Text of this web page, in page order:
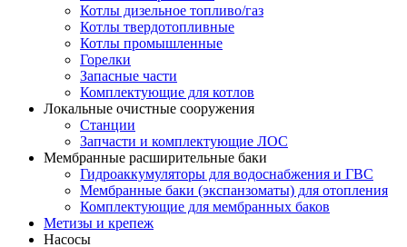
Котлы дизельное топливо/газ
Котлы твердотопливные
Котлы промышленные
Горелки
Запасные части
Комплектующие для котлов
Локальные очистные сооружения
Станции
Запчасти и комплектующие ЛОС
Мембранные расширительные баки
Гидроаккумуляторы для водоснабжения и ГВС
Мембранные баки (экспанзоматы) для отопления
Комплектующие для мембранных баков
Метизы и крепеж
Насосы